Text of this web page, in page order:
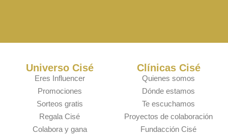
Universo Cisé
Eres Influencer
Promociones
Sorteos gratis
Regala Cisé
Colabora y gana
Clínicas Cisé
Quienes somos
Dónde estamos
Te escuchamos
Proyectos de colaboración
Fundacción Cisé